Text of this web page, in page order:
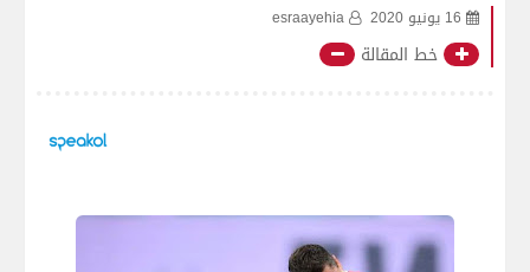
16 يونيو 2020 esraayehia
خط المقالة